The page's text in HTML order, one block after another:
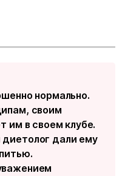
нормально.
своим
им в своем клубе.
дали ему